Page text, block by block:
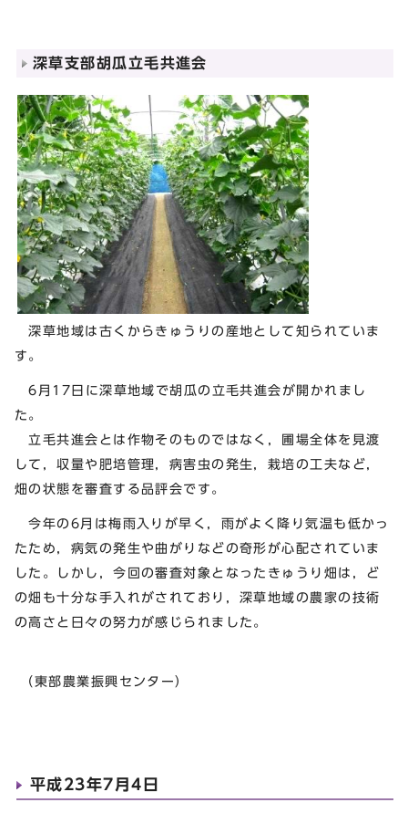
深草支部胡瓜立毛共進会
深草地域は古くからきゅうりの産地として知られていま
す。
6月17日に深草地域で胡瓜の立毛共進会が開かれまし
た。
立毛共進会とは作物そのものではなく，圃場全体を見渡
して，収量や肥培管理，病害虫の発生，栽培の工夫など，
畑の状態を審査する品評会です。
今年の6月は梅雨入りが早く，雨がよく降り気温も低かっ
たため，病気の発生や曲がりなどの奇形が心配されていま
した。しかし，今回の審査対象となったきゅうり畑は，ど
の畑も十分な手入れがされており，深草地域の農家の技術
の高さと日々の努力が感じられました。
（東部農業振興センター）
平成23年7月4日